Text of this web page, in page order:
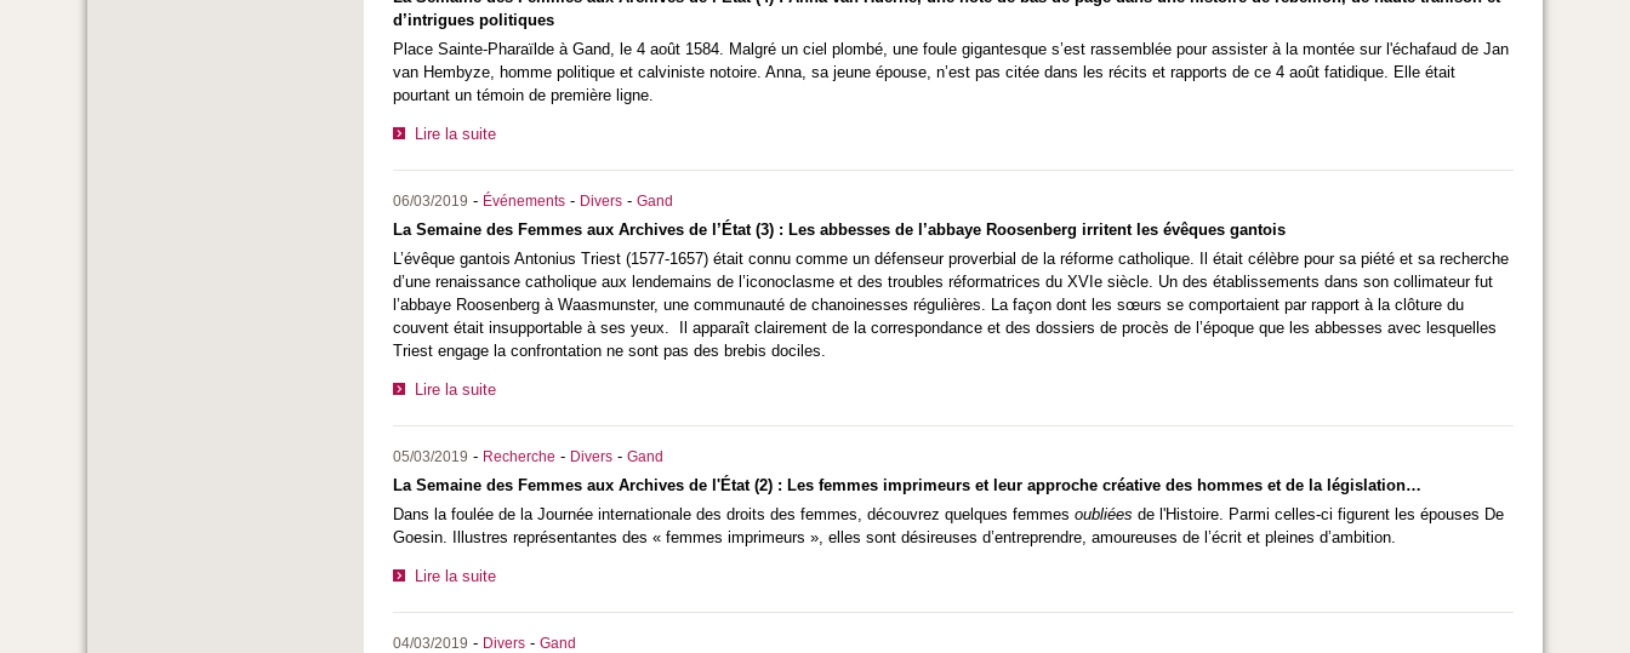
d’intrigues politiques
Place Sainte-Pharaïlde à Gand, le 4 août 1584. Malgré un ciel plombé, une foule gigantesque s’est rassemblée pour assister à la montée sur l'échafaud de Jan
van Hembyze, homme politique et calviniste notoire. Anna, sa jeune épouse, n’est pas citée dans les récits et rapports de ce 4 août fatidique. Elle était
pourtant un témoin de première ligne.
Lire la suite
06/03/2019 - Événements - Divers - Gand
La Semaine des Femmes aux Archives de l’État (3) : Les abbesses de l’abbaye Roosenberg irritent les évêques gantois
L’évêque gantois Antonius Triest (1577-1657) était connu comme un défenseur proverbial de la réforme catholique. Il était célèbre pour sa piété et sa recherche
d’une renaissance catholique aux lendemains de l’iconoclasme et des troubles réformatrices du XVIe siècle. Un des établissements dans son collimateur fut
l’abbaye Roosenberg à Waasmunster, une communauté de chanoinesses régulières. La façon dont les sœurs se comportaient par rapport à la clôture du
couvent était insupportable à ses yeux. Il apparaît clairement de la correspondance et des dossiers de procès de l’époque que les abbesses avec lesquelles
Triest engage la confrontation ne sont pas des brebis dociles.
Lire la suite
05/03/2019 - Recherche - Divers - Gand
La Semaine des Femmes aux Archives de l'État (2) : Les femmes imprimeurs et leur approche créative des hommes et de la législation…
Dans la foulée de la Journée internationale des droits des femmes, découvrez quelques femmes oubliées de l'Histoire. Parmi celles-ci figurent les épouses De
Goesin. Illustres représentantes des « femmes imprimeurs », elles sont désireuses d’entreprendre, amoureuses de l’écrit et pleines d’ambition.
Lire la suite
04/03/2019 - Divers - Gand